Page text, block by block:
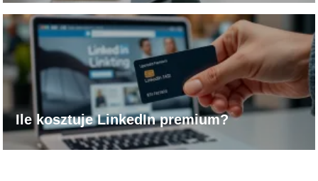
Ile kosztuje LinkedIn premium?